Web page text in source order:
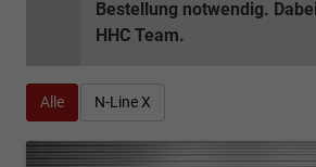
Bestellung notwendig.
HHC Team.
Alle N-Line X